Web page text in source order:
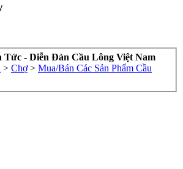
- Diễn Đàn Cầu Lông Việt Nam
> Chợ > Mua/Bán Các Sản Phẩm Cầu